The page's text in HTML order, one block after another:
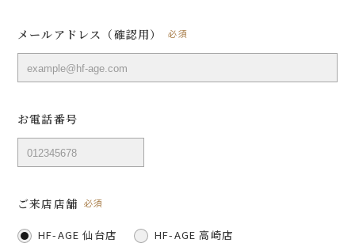
メールアドレス（確認用） 必須
お電話番号
ご来店店舗 必須
HF-AGE 仙台店
HF-AGE 高崎店